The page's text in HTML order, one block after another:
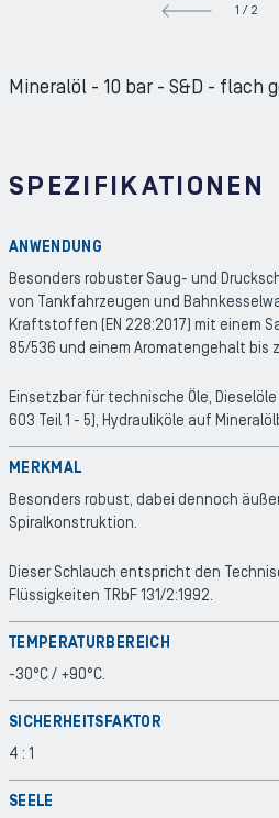
1 / 2
Mineralöl - 10 bar - S&D - flach
SPEZIFIKATIONEN
ANWENDUNG
Besonders robuster Saug- und
von Tankfahrzeugen und
Kraftstoffen (EN 228:2017) mit einem
85/536 und einem Aromatengehalt bis
Einsetzbar für technische Öle, Dieselöle
603 Teil 1 - 5), Hydrauliköle auf
MERKMAL
Besonders robust, dabei dennoch
Spiralkonstruktion.
Dieser Schlauch entspricht den
Flüssigkeiten TRbF 131/2:1992.
TEMPERATURBEREICH
-30°C / +90°C.
SICHERHEITSFAKTOR
4 : 1
SEELE